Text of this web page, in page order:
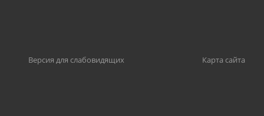
Версия для слабовидящих Карта сайта